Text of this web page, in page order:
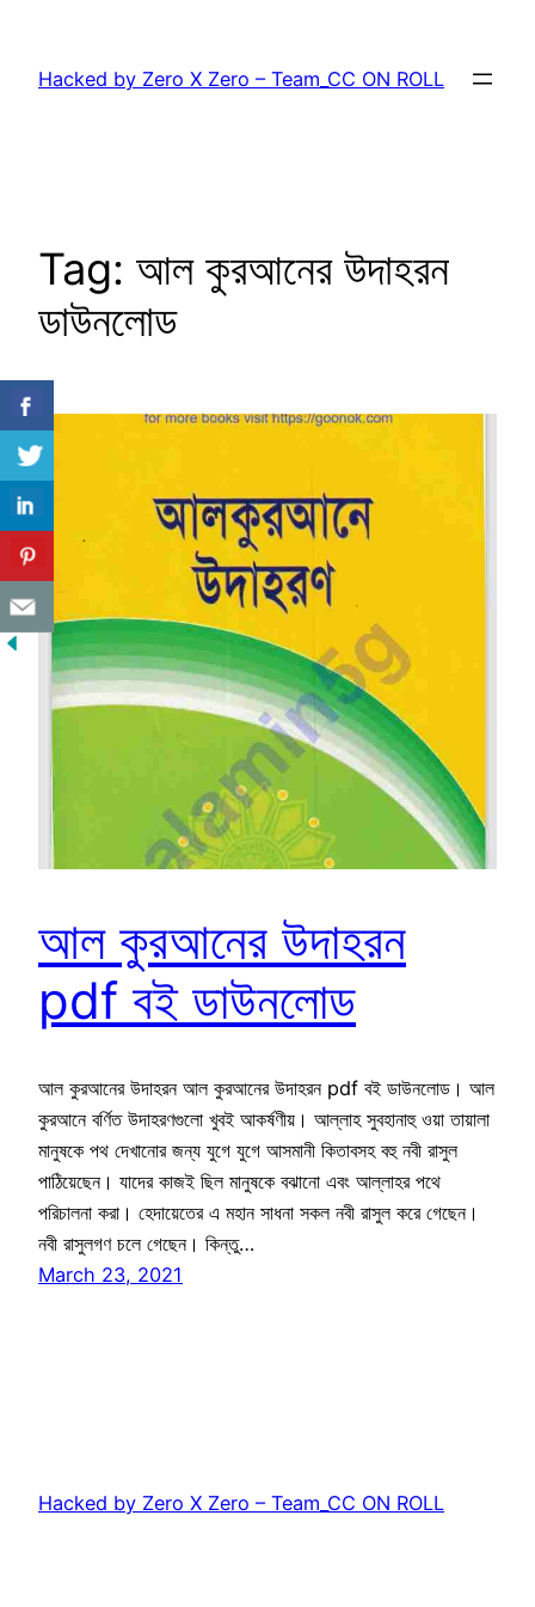
content
Hacked by Zero X Zero – Team_CC ON ROLL
Tag: আল কুরআনের উদাহরন
ডাউনলোড
আল কুরআনের উদাহরন
pdf বই ডাউনলোড
আল কুরআনের উদাহরন আল কুরআনের উদাহরন pdf বই ডাউনলোড। আল
কুরআনে বর্ণিত উদাহরণগুলো খুবই আকর্ষণীয়। আল্লাহ সুবহানাহু ওয়া তায়ালা
মানুষকে পথ দেখানোর জন্য যুগে যুগে আসমানী কিতাবসহ বহু নবী রাসুল
পাঠিয়েছেন। যাদের কাজই ছিল মানুষকে বঝানো এবং আল্লাহর পথে
পরিচালনা করা। হেদায়েতের এ মহান সাধনা সকল নবী রাসুল করে গেছেন।
নবী রাসুলগণ চলে গেছেন। কিন্তু…
March 23, 2021
Hacked by Zero X Zero – Team_CC ON ROLL